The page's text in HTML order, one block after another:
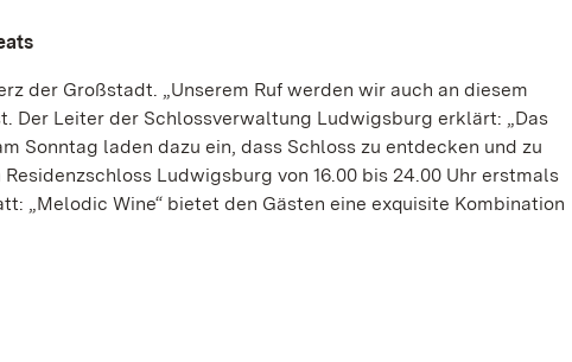
der Großstadt. „Unserem Ruf werden wir auch an diesem
Der Leiter der Schlossverwaltung Ludwigsburg erklärt: „Das
Sonntag laden dazu ein, dass Schloss zu entdecken und zu
Ludwigsburg von 16.00 bis 24.00 Uhr erstmals
„Melodic Wine“ bietet den Gästen eine exquisite Kombination